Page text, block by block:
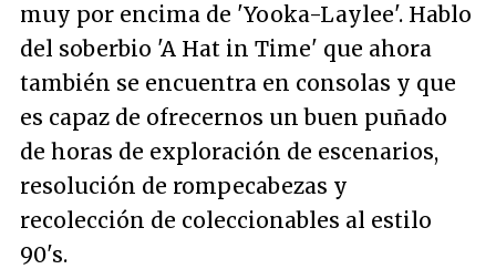
muy por encima de 'Yooka-Laylee'. Hablo
del soberbio 'A Hat in Time' que ahora
también se encuentra en consolas y que
es capaz de ofrecernos un buen puñado
de horas de exploración de escenarios,
resolución de rompecabezas y
recolección de coleccionables al estilo
90's.